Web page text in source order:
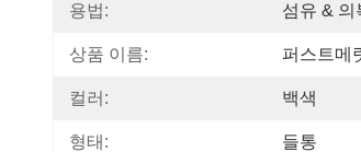
용법: 섬유 & 의
상품 이름: 퍼스트메
컬러: 백색
형태: 들통